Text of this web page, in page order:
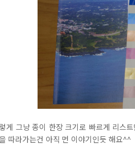
게 그냥 종이 한장 크기로 빠르게 리스
따라가는건 아직 먼 이야기인듯 해요^^